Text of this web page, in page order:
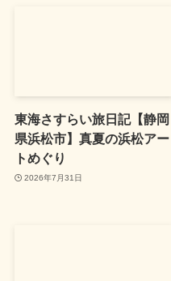
東海さすらい旅日記【静岡
県浜松市】真夏の浜松アー
トめぐり
2026年7月31日